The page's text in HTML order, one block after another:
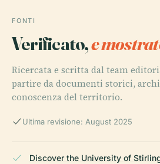
FONTI
Verificato,e
Ricercata e scritta dal team
partire da documenti storici,
conoscenza del territorio.
Ultima revisione: August 2025
Discover the University of